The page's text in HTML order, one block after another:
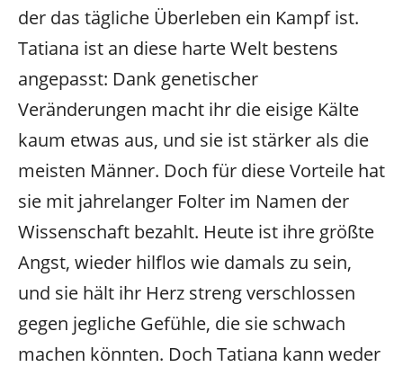
der das tägliche Überleben ein Kampf ist.
Tatiana ist an diese harte Welt bestens
angepasst: Dank genetischer
Veränderungen macht ihr die eisige Kälte
kaum etwas aus, und sie ist stärker als die
meisten Männer. Doch für diese Vorteile hat
sie mit jahrelanger Folter im Namen der
Wissenschaft bezahlt. Heute ist ihre größte
Angst, wieder hilflos wie damals zu sein,
und sie hält ihr Herz streng verschlossen
gegen jegliche Gefühle, die sie schwach
machen könnten. Doch Tatiana kann weder